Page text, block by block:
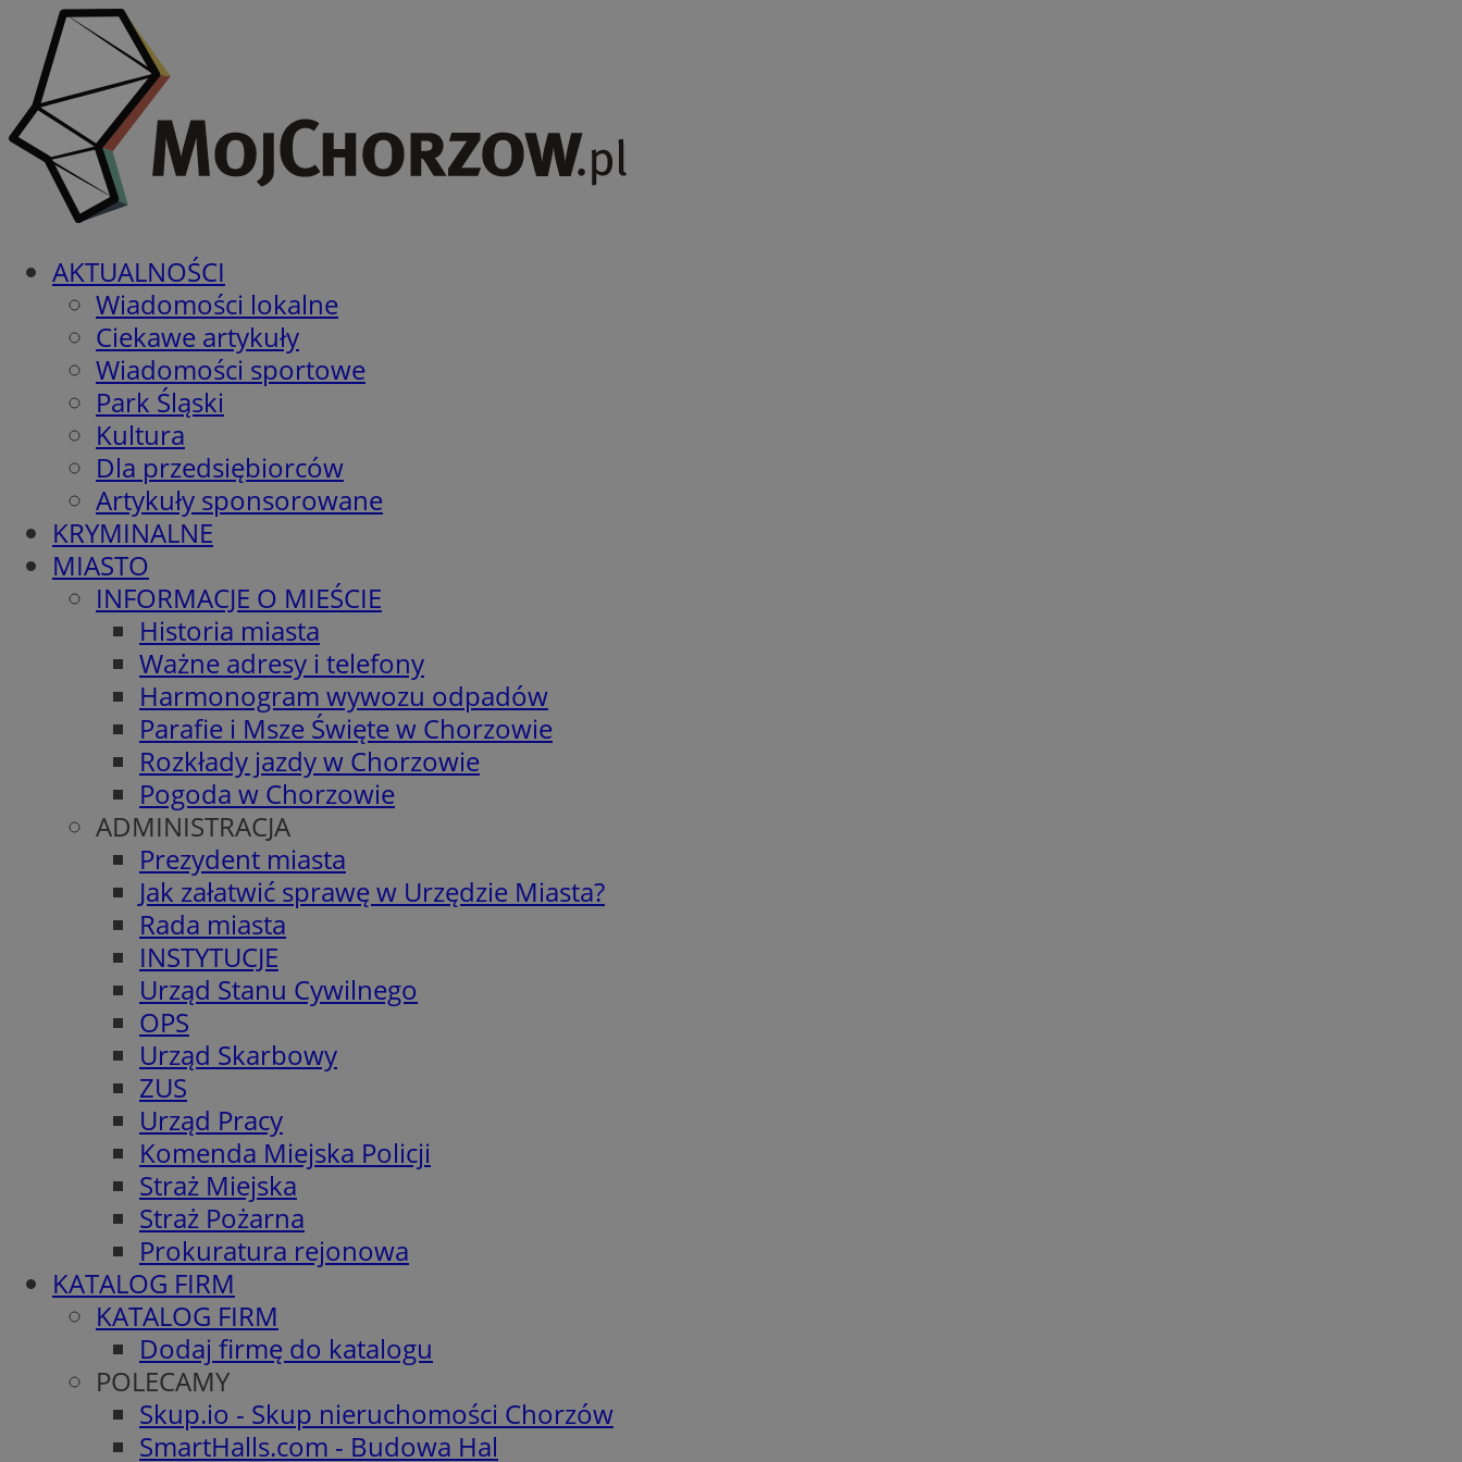
AKTUALNOŚCI
Wiadomości lokalne
Ciekawe artykuły
Wiadomości sportowe
Park Śląski
Kultura
Dla przedsiębiorców
Artykuły sponsorowane
KRYMINALNE
MIASTO
INFORMACJE O MIEŚCIE
Historia miasta
Ważne adresy i telefony
Harmonogram wywozu odpadów
Parafie i Msze Święte w Chorzowie
Rozkłady jazdy w Chorzowie
Pogoda w Chorzowie
ADMINISTRACJA
Prezydent miasta
Jak załatwić sprawę w Urzędzie Miasta?
Rada miasta
INSTYTUCJE
Urząd Stanu Cywilnego
OPS
Urząd Skarbowy
ZUS
Urząd Pracy
Komenda Miejska Policji
Straż Miejska
Straż Pożarna
Prokuratura rejonowa
KATALOG FIRM
KATALOG FIRM
Dodaj firmę do katalogu
POLECAMY
Skup.io - Skup nieruchomości Chorzów
SmartHalls.com - Budowa Hal